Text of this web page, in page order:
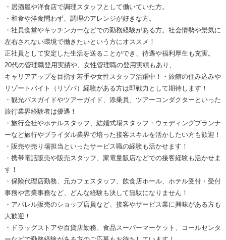
・居酒屋や洋食店で調理スタッフとして働いていた方。
・和食や洋食問わず、調理のアレンジが好きな方。
・社員食堂やキッチンカーなどでの勤務経験がある方。社会情勢や景気に
左右されない環境で働きたいという方にオススメ！
正社員として安定した生活を送ることができ、待遇や福利厚生も充実。
20代の管理職登用実績や、女性管理職の登用実績もあり、
キャリアアップを目指す若手や女性スタッフ活躍中！・旅館の住み込みや
リゾートバイト（リゾバ）経験がある方は即戦力として期待します！
・観光バスガイドやツアーガイド、添乗員、ツアーコンダクターといった
旅行業界経験者は優遇！
・旅行会社やホテルスタッフ、結婚式場スタッフ・ウェディングプランナ
ーなど旅行やブライダル業界で培った接客スキルを活かしたい方も歓迎！
・販売や売り場担当といったサービス職の経験も活かせます！
・携帯電話販売や販売スタッフ、家電量販店などでの接客経験も活かせま
す！
・保険代理店勤務、元カフェスタッフ、飲食店ホール、ホテル受付・受付
事務や営業事務など、どんな経験も決して無駄になりません！
・アパレル販売のショップ店員など、接客やサービス業に興味がある方も
大歓迎！
・ドラッグストアや百貨店勤務、食品スーパーマーケット、コールセンタ